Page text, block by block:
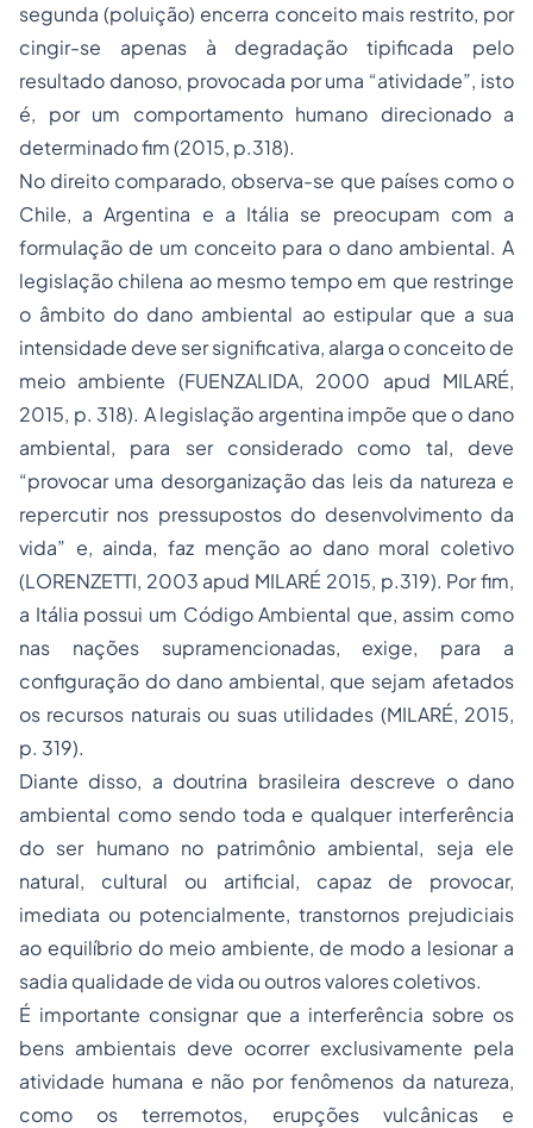
segunda (poluição) encerra conceito mais restrito, por
cingir-se apenas à degradação tipificada pelo
resultado danoso, provocada por uma “atividade”, isto
é, por um comportamento humano direcionado a
determinado fim (2015, p.318).
No direito comparado, observa-se que países como o
Chile, a Argentina e a Itália se preocupam com a
formulação de um conceito para o dano ambiental. A
legislação chilena ao mesmo tempo em que restringe
o âmbito do dano ambiental ao estipular que a sua
intensidade deve ser significativa, alarga o conceito de
meio ambiente (FUENZALIDA, 2000 apud MILARÉ,
2015, p. 318). A legislação argentina impõe que o dano
ambiental, para ser considerado como tal, deve
“provocar uma desorganização das leis da natureza e
repercutir nos pressupostos do desenvolvimento da
vida” e, ainda, faz menção ao dano moral coletivo
(LORENZETTI, 2003 apud MILARÉ 2015, p.319). Por fim,
a Itália possui um Código Ambiental que, assim como
nas nações supramencionadas, exige, para a
configuração do dano ambiental, que sejam afetados
os recursos naturais ou suas utilidades (MILARÉ, 2015,
p. 319).
Diante disso, a doutrina brasileira descreve o dano
ambiental como sendo toda e qualquer interferência
do ser humano no patrimônio ambiental, seja ele
natural, cultural ou artificial, capaz de provocar,
imediata ou potencialmente, transtornos prejudiciais
ao equilíbrio do meio ambiente, de modo a lesionar a
sadia qualidade de vida ou outros valores coletivos.
É importante consignar que a interferência sobre os
bens ambientais deve ocorrer exclusivamente pela
atividade humana e não por fenômenos da natureza,
como os terremotos, erupções vulcânicas e